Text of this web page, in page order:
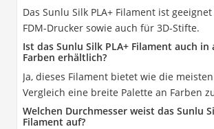
Das Sunlu Silk PLA+ Filament ist
FDM-Drucker sowie auch für 3D-Stifte.
Ist das Sunlu Silk PLA+ Filament auch in
Farben erhältlich?
Ja, dieses Filament bietet wie die
Vergleich eine breite Palette an Farben
Welchen Durchmesser weist das Sunlu
Filament auf?